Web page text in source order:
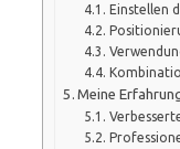
Einstellen
Meine